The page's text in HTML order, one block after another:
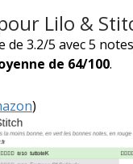
Lilo &
de 3.2/5 avec 5
de 64/100.
)